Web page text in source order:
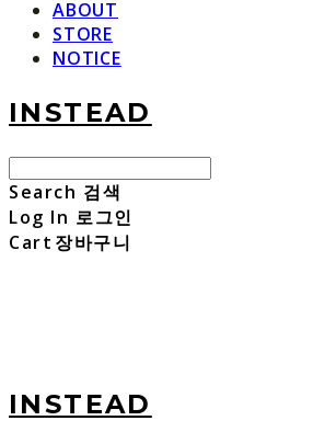
ABOUT
STORE
NOTICE
INSTEAD
Search 검색
Log In 로그인
Cart 장바구니
INSTEAD